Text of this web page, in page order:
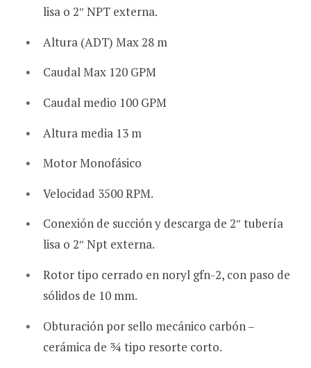
lisa o 2″ NPT externa.
Altura (ADT) Max 28 m
Caudal Max 120 GPM
Caudal medio 100 GPM
Altura media 13 m
Motor Monofásico
Velocidad 3500 RPM.
Conexión de succión y descarga de 2″ tubería
lisa o 2″ Npt externa.
Rotor tipo cerrado en noryl gfn-2, con paso de
sólidos de 10 mm.
Obturación por sello mecánico carbón –
cerámica de ¾ tipo resorte corto.